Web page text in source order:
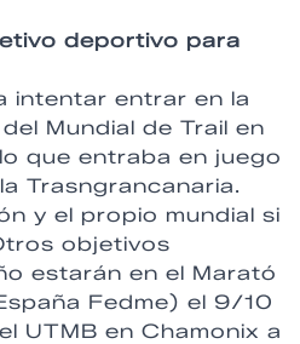
deportivo para
intentar entrar en la
Mundial de Trail en
que entraba en juego
Trasngrancanaria.
y el propio mundial si
objetivos
estarán en el Marató
Fedme) el 9/10
UTMB en Chamonix a